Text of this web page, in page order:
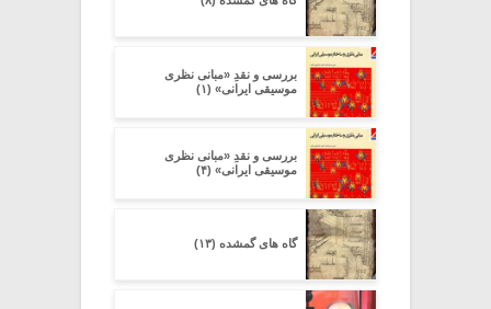
بررسی و نقدِ «مبانی نظری
موسیقی ایرانی» (۱)
بررسی و نقدِ «مبانی نظری
موسیقی ایرانی» (۴)
گاه های گمشده (۱۳)